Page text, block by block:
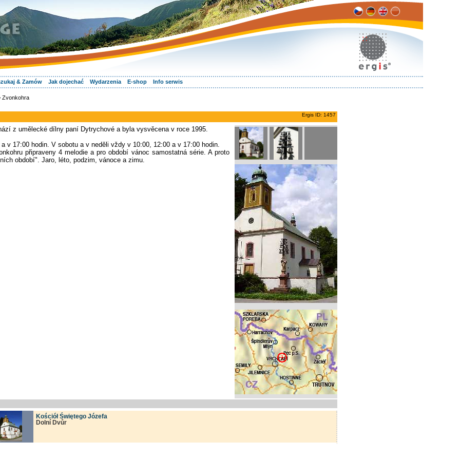
& Zamów Jak dojechać Wydarzenia E-shop Info serwis
Zvonkohra
Ergis ID: 1457
z umělecké dílny paní Dytrychové a byla vysvěcena v roce 1995.
v 17:00 hodin. V sobotu a v neděli vždy v 10:00, 12:00 a v 17:00 hodin.
připraveny 4 melodie a pro období vánoc samostatná série. A proto
období". Jaro, léto, podzim, vánoce a zimu.
Kościół Świętego Józefa
Dolní Dvůr